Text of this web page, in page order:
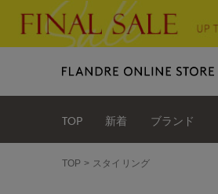
TOP 新着 ブランド
TOP スタイリング